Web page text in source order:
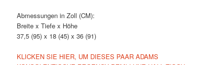
Abmessungen in Zoll (CM):
Breite x Tiefe x Höhe
37,5 (95) x 18 (45) x 36 (91)
KLICKEN SIE HIER, UM DIESES PAAR ADAMS